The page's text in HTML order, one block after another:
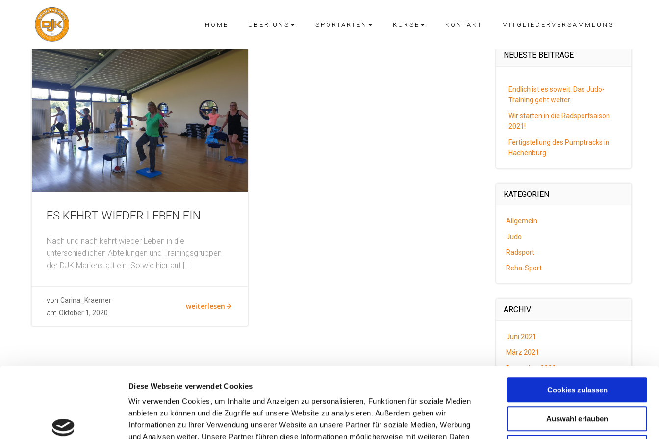
Diese Webseite verwendet Cookies
Wir verwenden Cookies, um Inhalte und Anzeigen zu personalisieren, Funktionen für soziale Medien
anbieten zu können und die Zugriffe auf unsere Website zu analysieren. Außerdem geben wir
Informationen zu Ihrer Verwendung unserer Website an unsere Partner für soziale Medien, Werbung
und Analysen weiter. Unsere Partner führen diese Informationen möglicherweise mit weiteren Daten
Cookies zulassen
Auswahl erlauben
HOME ÜBER UNS SPORTARTEN KURSE KONTAKT MITGLIEDERVERSAMMLUNG
ES KEHRT WIEDER LEBEN EIN
Nach und nach kehrt wieder Leben in die
unterschiedlichen Abteilungen und Trainingsgruppen
der DJK Marienstatt ein. So wie hier auf […]
von Carina_Kraemer
am Oktober 1, 2020
weiterlesen
NEUESTE BEITRÄGE
Endlich ist es soweit. Das Judo-
Training geht weiter.
Wir starten in die Radsportsaison
2021!
Fertigstellung des Pumptracks in
Hachenburg
KATEGORIEN
Allgemein
Judo
Radsport
Reha-Sport
ARCHIV
Juni 2021
März 2021
Dezember 2020
September 2020